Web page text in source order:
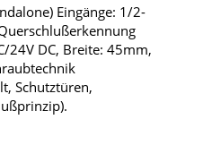
Eingänge: 1/2-
24V DC, Breite: 45mm,
Schutztüren,